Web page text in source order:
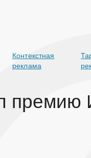
Контекстная
реклама
премию